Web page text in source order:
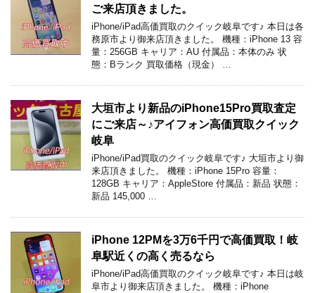
ご来店頂きました。
iPhone/iPad高価買取のクイック岐阜です♪ 本日は各
務原市より御来店頂きました。 機種：iPhone 13 容
量：256GB キャリア：AU 付属品：本体のみ 状
態：Bランク 買取価格（現金） …
大垣市より新品のiPhone15Pro買取査定
にご来店～♪アイフォン高価買取クイック
岐阜
iPhone/iPad買取のクイック岐阜です♪ 大垣市より御
来店頂きました。 機種：iPhone 15Pro 容量：
128GB キャリア：AppleStore 付属品：新品 状態：
新品 145,000 …
iPhone 12PMを3万6千円で高価買取！岐
阜駅近くの高く売るなら
iPhone/iPad高価買取のクイック岐阜です♪ 本日は岐
阜市より御来店頂きました。 機種：iPhone